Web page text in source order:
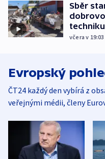
Sběr
včera v 19:03
Evropský
ČT24 každý den vybírá z
veřejnými médii, členy